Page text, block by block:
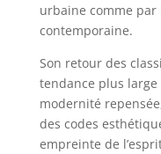
urbaine comme par
contemporaine.
Son retour des
tendance plus
modernité
des codes
empreinte de